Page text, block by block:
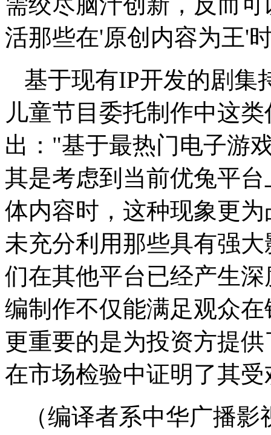
活那些在'原创内容为王'
基于现有IP开发的剧集
儿童节目委托制作中这
出："基于最热门电子游
其是考虑到当前优兔平
体内容时，这种现象更
未充分利用那些具有强
们在其他平台已经产生
编制作不仅能满足观众
更重要的是为投资方提
在市场检验中证明了其
（编译者系中华广播